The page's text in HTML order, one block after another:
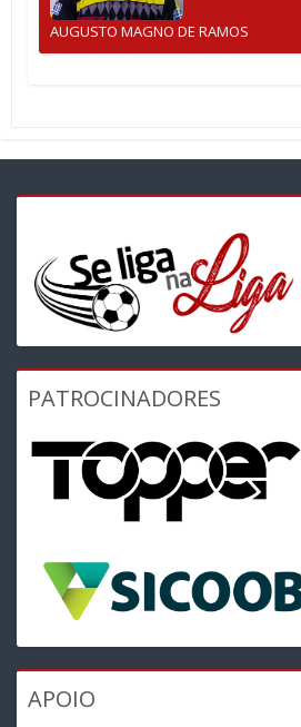
AUGUSTO MAGNO DE RAMOS
PATROCINADORES
APOIO